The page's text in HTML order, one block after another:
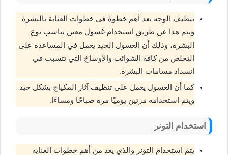
تنظيف الوجه يعد أهم خطوة في خطوات العناية بالبشرة
ويتم هذا عن طريق استخدام غسول معين يناسب نوع
البشرة، وذلك أن الغسول الجيد يعمل في المساعدة على
التخلص من كافة الشوائب والأوساخ التي تتسبب في
انسداد مسامات البشرة.
كما أن الغسول يعمل على تنظيف آثار المكياج بشكل جيد
ويتم استخدامه مرتين يوميًا مرة صباحًا ومساءًا.
استخدام التونر
يتم استخدام التونر والذي يعد من أهم خطوات العناية